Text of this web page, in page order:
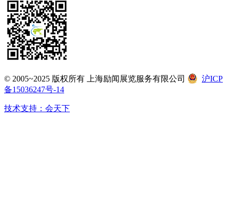
© 2005~2025 版权所有 上海励闻展览服务有限公司
沪ICP
备15036247号-14
技术支持：会天下